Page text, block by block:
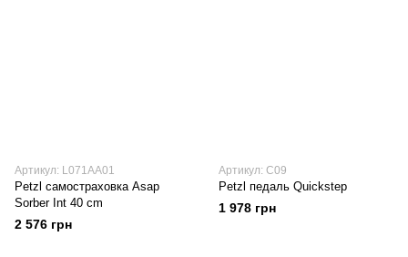
Артикул: L071AA01
Petzl самостраховка Asap
Sorber Int 40 cm
2 576 грн
Артикул: C09
Petzl педаль Quickstep
1 978 грн